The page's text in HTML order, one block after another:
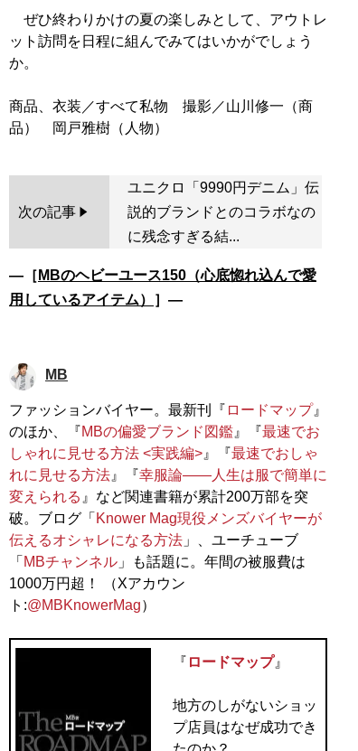
ぜひ終わりかけの夏の楽しみとして、アウトレ
ット訪問を日程に組んでみてはいかがでしょう
か。
商品、衣装／すべて私物 撮影／山川修一（商
次の記事
ユニクロ「9990円デニム」伝
説的ブランドとのコラボなの
に残念すぎる結...
―［ MBのヘビーユース150（心底惚れ込んで愛
用しているアイテム）
］―
MB
ファッションバイヤー。最新刊『 ロードマップ』
のほか、『MBの偏愛ブランド図鑑 』『最速でお
しゃれに見せる方法 <実践編> 』『最速でおしゃ
れに見せる方法 』『幸服論――人生は服で簡単に
変えられる 』など関連書籍が累計200万部を突
破。ブログ「 Knower Mag現役メンズバイヤーが
伝えるオシャレになる方法 」、ユーチューブ
「 MBチャンネル 」も話題に。年間の被服費は
1000万円超！ （Xアカウン
ト:@MBKnowerMag）
『 ロードマップ』
地方のしがないショッ
プ店員はなぜ成功でき